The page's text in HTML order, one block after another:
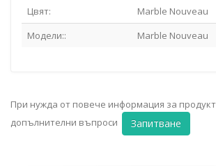
Цвят:
Marble Nouveau
Модели::
Marble Nouveau
При нужда от повече информация за
допълнителни въпроси
Запитване